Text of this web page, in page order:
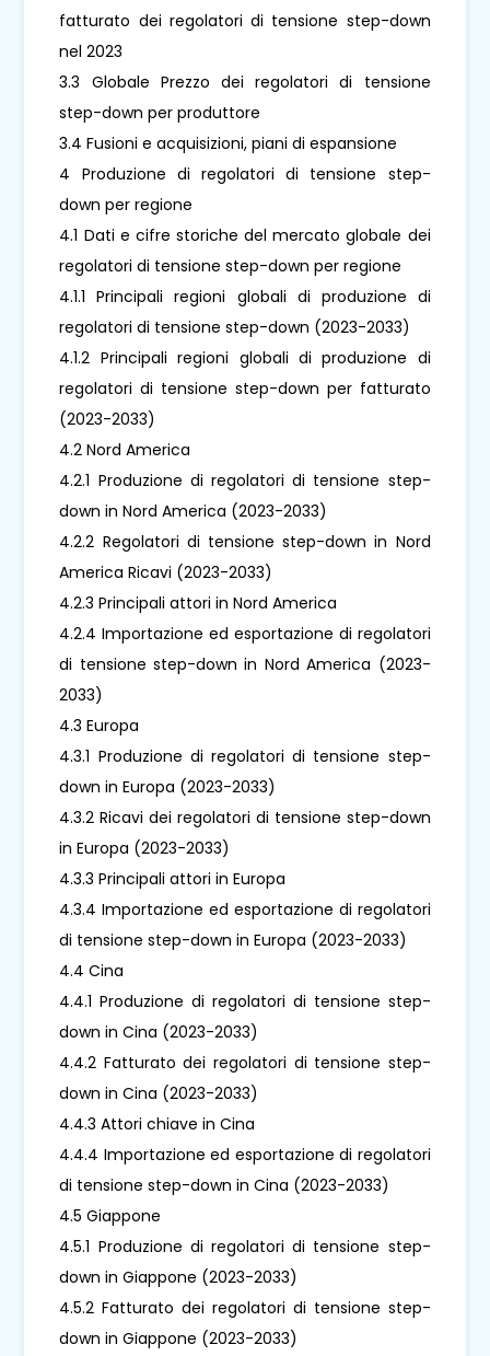
fatturato dei regolatori di tensione step-down
nel 2023
3.3 Globale Prezzo dei regolatori di tensione
step-down per produttore
3.4 Fusioni e acquisizioni, piani di espansione
4 Produzione di regolatori di tensione step-
down per regione
4.1 Dati e cifre storiche del mercato globale dei
regolatori di tensione step-down per regione
4.1.1 Principali regioni globali di produzione di
regolatori di tensione step-down (2023-2033)
4.1.2 Principali regioni globali di produzione di
regolatori di tensione step-down per fatturato
(2023-2033)
4.2 Nord America
4.2.1 Produzione di regolatori di tensione step-
down in Nord America (2023-2033)
4.2.2 Regolatori di tensione step-down in Nord
America Ricavi (2023-2033)
4.2.3 Principali attori in Nord America
4.2.4 Importazione ed esportazione di regolatori
di tensione step-down in Nord America (2023-
2033)
4.3 Europa
4.3.1 Produzione di regolatori di tensione step-
down in Europa (2023-2033)
4.3.2 Ricavi dei regolatori di tensione step-down
in Europa (2023-2033)
4.3.3 Principali attori in Europa
4.3.4 Importazione ed esportazione di regolatori
di tensione step-down in Europa (2023-2033)
4.4 Cina
4.4.1 Produzione di regolatori di tensione step-
down in Cina (2023-2033)
4.4.2 Fatturato dei regolatori di tensione step-
down in Cina (2023-2033)
4.4.3 Attori chiave in Cina
4.4.4 Importazione ed esportazione di regolatori
di tensione step-down in Cina (2023-2033)
4.5 Giappone
4.5.1 Produzione di regolatori di tensione step-
down in Giappone (2023-2033)
4.5.2 Fatturato dei regolatori di tensione step-
down in Giappone (2023-2033)